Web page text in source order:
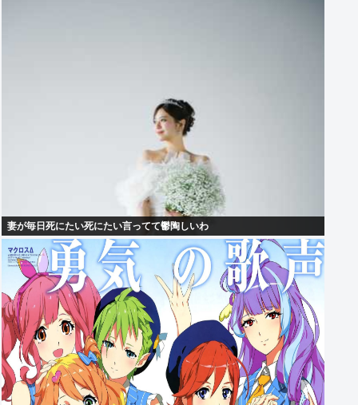
妻が毎日死にたい死にたい言ってて鬱陶しいわ